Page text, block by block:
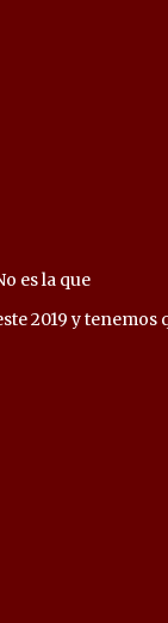
es la que
2019 y tenemos